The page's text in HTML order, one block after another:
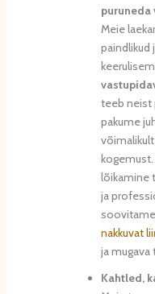
puruneda
Meie
paindlikud
teeb neist
pakume
lõikamine
ja
nakkuvat
ja
Kahtled,